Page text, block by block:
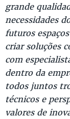
grande
necessidades
futuros
criar soluções
com
dentro da
todos juntos
técnicos e
valores de